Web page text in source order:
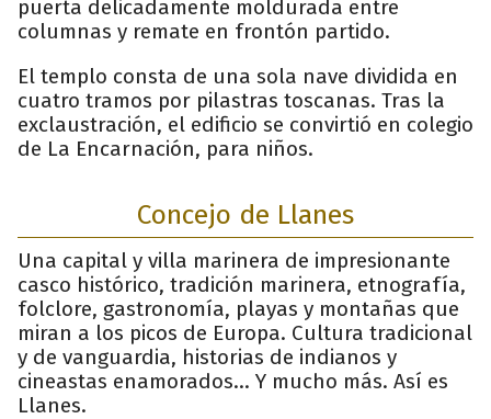
puerta delicadamente moldurada entre
columnas y remate en frontón partido.
El templo consta de una sola nave dividida en
cuatro tramos por pilastras toscanas. Tras la
exclaustración, el edificio se convirtió en colegio
de La Encarnación, para niños.
Concejo de Llanes
Una capital y villa marinera de impresionante
casco histórico, tradición marinera, etnografía,
folclore, gastronomía, playas y montañas que
miran a los picos de Europa. Cultura tradicional
y de vanguardia, historias de indianos y
cineastas enamorados... Y mucho más. Así es
Llanes.